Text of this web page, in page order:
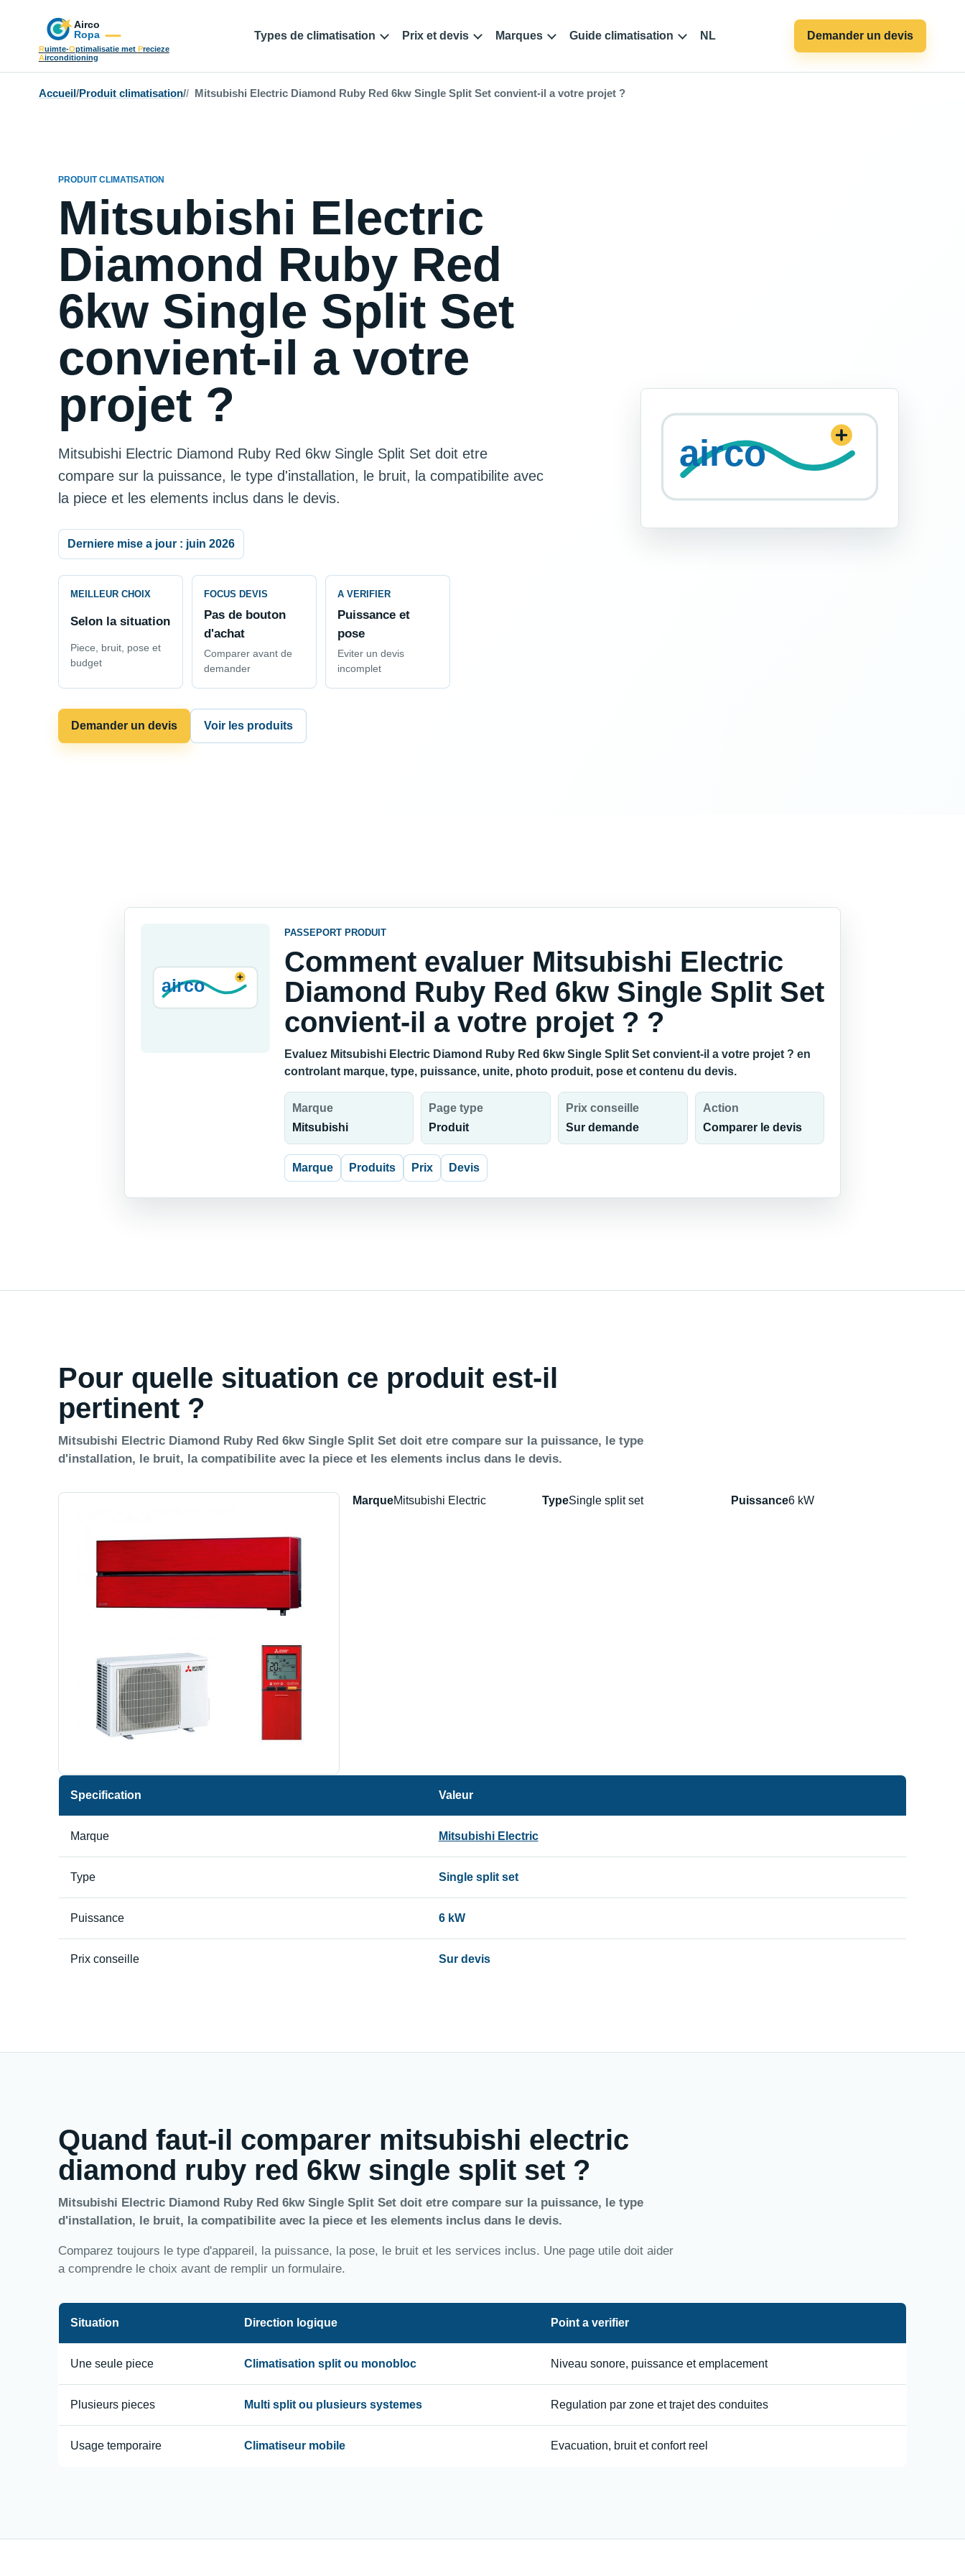
Ruimte-Optimalisatie met Precieze
Airconditioning
Types de climatisation Prix et devis Marques Guide climatisation NL Demander un devis
Accueil /Produit climatisation/ Mitsubishi Electric Diamond Ruby Red 6kw Single Split Set convient-il a votre projet ?
PRODUIT CLIMATISATION
Mitsubishi Electric
Diamond Ruby Red
6kw Single Split Set
convient-il a votre
projet ?
Mitsubishi Electric Diamond Ruby Red 6kw Single Split Set doit etre
compare sur la puissance, le type d'installation, le bruit, la compatibilite avec
la piece et les elements inclus dans le devis.
Derniere mise a jour : juin 2026
MEILLEUR CHOIX
Selon la situation
Piece, bruit, pose et
budget
FOCUS DEVIS
Pas de bouton
d'achat
Comparer avant de
demander
A VERIFIER
Puissance et
pose
Eviter un devis
incomplet
Demander un devis Voir les produits
PASSEPORT PRODUIT
Comment evaluer Mitsubishi Electric
Diamond Ruby Red 6kw Single Split Set
convient-il a votre projet ? ?
Evaluez Mitsubishi Electric Diamond Ruby Red 6kw Single Split Set convient-il a votre projet ? en
controlant marque, type, puissance, unite, photo produit, pose et contenu du devis.
Marque
Mitsubishi
Page type
Produit
Prix conseille
Sur demande
Action
Comparer le devis
Marque Produits Prix Devis
Pour quelle situation ce produit est-il
pertinent ?
Mitsubishi Electric Diamond Ruby Red 6kw Single Split Set doit etre compare sur la puissance, le type
d'installation, le bruit, la compatibilite avec la piece et les elements inclus dans le devis.
MarqueMitsubishi Electric TypeSingle split set Puissance6 kW
Specification Valeur
Marque Mitsubishi Electric
Type Single split set
Puissance 6 kW
Prix conseille Sur devis
Quand faut-il comparer mitsubishi electric
diamond ruby red 6kw single split set ?
Mitsubishi Electric Diamond Ruby Red 6kw Single Split Set doit etre compare sur la puissance, le type
d'installation, le bruit, la compatibilite avec la piece et les elements inclus dans le devis.
Comparez toujours le type d'appareil, la puissance, la pose, le bruit et les services inclus. Une page utile doit aider
a comprendre le choix avant de remplir un formulaire.
Situation Direction logique Point a verifier
Une seule piece Climatisation split ou monobloc Niveau sonore, puissance et emplacement
Plusieurs pieces Multi split ou plusieurs systemes Regulation par zone et trajet des conduites
Usage temporaire Climatiseur mobile Evacuation, bruit et confort reel